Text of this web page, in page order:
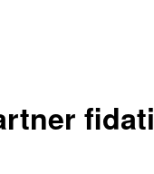
fidati